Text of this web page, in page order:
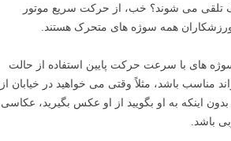
تلقی می شوند؟ خب، از حرکت سریع موتور
همه سوژه های متحرک هستند.
های با سرعت حرکت پایین استفاده از حالت
مناسب باشد، مثلاً وقتی می خواهید در خیابان از
اینکه به او بگویید از او عکس بگیرید، عکاسی
باشد.